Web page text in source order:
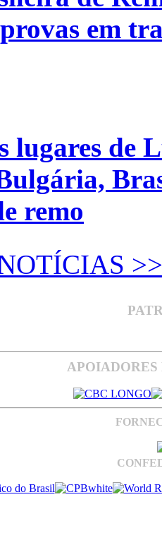
em
lugares de
remo
>>